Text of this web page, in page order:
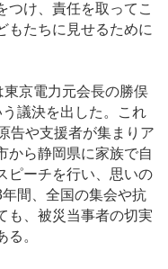
つけ、責任を取ってこ
もたちに見せるために
京電力元会長の勝俣
議決を出した。これ
告や支援者が集まりア
から静岡県に家族で自
ピーチを行い、思いの
間、全国の集会や抗
も、被災当事者の切実
。